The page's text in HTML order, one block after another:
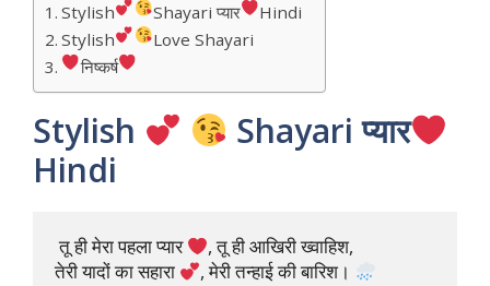
Stylish Shayari प्यार
Hindi
Stylish
Love Shayari
निष्कर्ष
Stylish
Shayari प्यार
Hindi
तू ही मेरा पहला प्यार
, तू ही आखिरी ख्वाहिश,
तेरी यादों का सहारा
, मेरी तन्हाई की बारिश।